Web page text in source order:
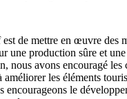
de mettre en œuvre des
une production sûre et
nous avons encouragé
améliorer les éléments
encourageons le